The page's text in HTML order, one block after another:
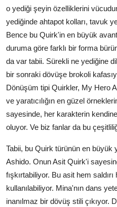
o yediği şeyin özelliklerini
yediğinde ahtapot kolları, tavuk
Bence bu Quirk'in en büyük
duruma göre farklı bir forma
da var tabii. Sürekli ne yediğine
bir sonraki dövüşe brokoli
Dönüşüm tipi Quirkler, My Hero
ve yaratıcılığın en güzel
sayesinde, her karakterin
oluyor. Ve biz fanlar da bu
Tabii, bu Quirk türünün en büyük
Ashido. Onun Asit Quirk'i
fışkırtabiliyor. Bu asit hem
kullanılabiliyor. Mina'nın dans
inanılmaz bir dövüş stili çıkıyor.